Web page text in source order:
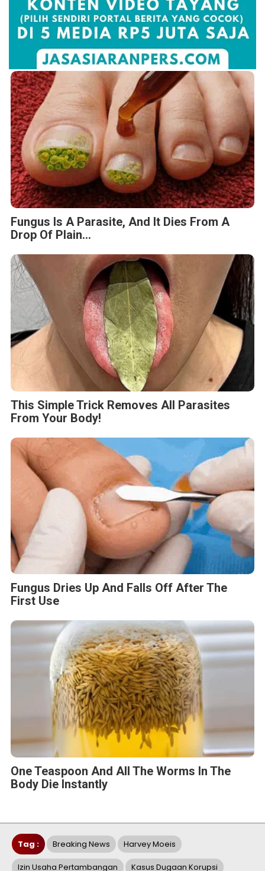
Fungus Is A Parasite, And It Dies From A
Drop Of Plain...
This Simple Trick Removes All Parasites
From Your Body!
Fungus Dries Up And Falls Off After The
First Use
One Teaspoon And All The Worms In The
Body Die Instantly
Tag : Breaking News Harvey Moeis
Izin Usaha Pertambangan Kasus Dugaan Korupsi